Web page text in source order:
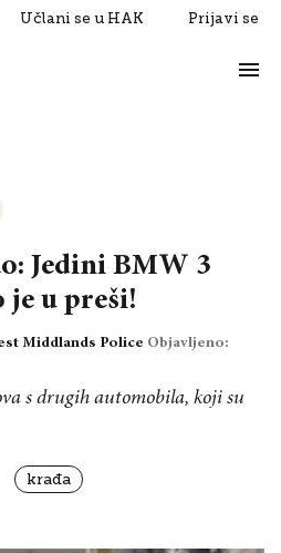
Učlani se u HAK Prijavi se
Jedini BMW 3
je u preši!
Middlands Police Objavljeno:
s drugih automobila, koji su
krađa